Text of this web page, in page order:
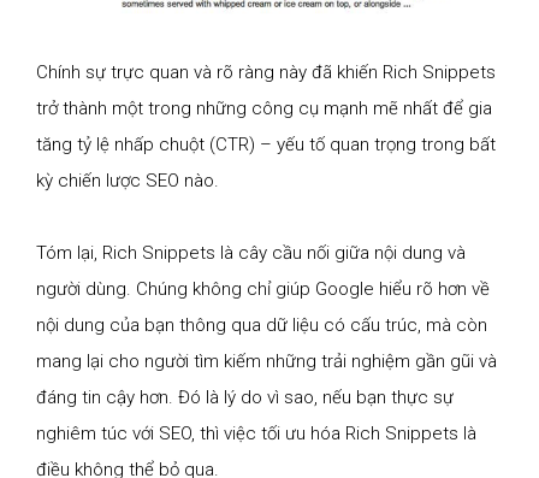
Chính sự trực quan và rõ ràng này đã khiến Rich Snippets
trở thành một trong những công cụ mạnh mẽ nhất để gia
tăng tỷ lệ nhấp chuột (CTR) – yếu tố quan trọng trong bất
kỳ chiến lược SEO nào.
Tóm lại, Rich Snippets là cây cầu nối giữa nội dung và
người dùng. Chúng không chỉ giúp Google hiểu rõ hơn về
nội dung của bạn thông qua dữ liệu có cấu trúc, mà còn
mang lại cho người tìm kiếm những trải nghiệm gần gũi và
đáng tin cậy hơn. Đó là lý do vì sao, nếu bạn thực sự
nghiêm túc với SEO, thì việc tối ưu hóa Rich Snippets là
điều không thể bỏ qua.